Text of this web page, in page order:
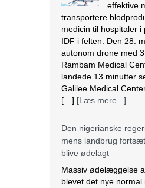
landede 13 minutter
Galilee Medical
[…][Læs mere...]
Den nigerianske
mens landbrug
blive ødelagt
Massiv ødelæggelse
samfund i Plateau
den nordcentrale
regionen fortsætter
med at blive målrettet
Lokalbefolkningen
etnisk udrensning.